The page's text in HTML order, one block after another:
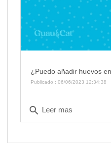
¿Puedo añadir huevos
Publicado : 06/06/2023 12:34:38
search Leer mas